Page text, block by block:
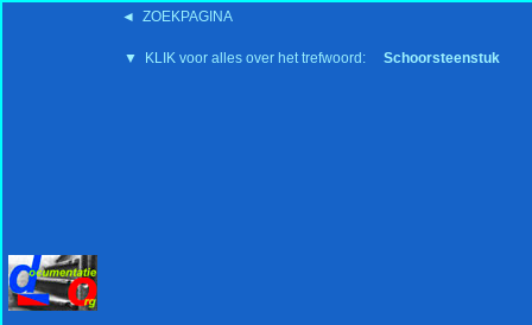
◄ ZOEKPAGINA
▼ KLIK voor alles over het trefwoord: Schoorsteenstuk
'15:19 19-2-2008